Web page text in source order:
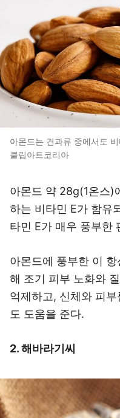
아몬드는 견과류 중에서도
클립아트코리아
아몬드 약 28g(1온스)
하는 비타민 E가 함유
타민 E가 매우 풍부한
아몬드에 풍부한 이
해 조기 피부 노화와
억제하고, 신체와 피
도 도움을 준다.
2. 해바라기씨